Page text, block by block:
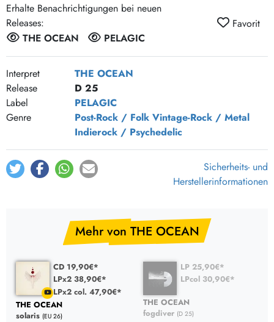
Erhalte Benachrichtigungen bei neuen
Releases:
THE OCEAN
PELAGIC
Favorit
Interpret
THE OCEAN
Release
D 25
Label
PELAGIC
Genre
Post-Rock / Folk Vintage-Rock / Metal
Indierock / Psychedelic
Sicherheits- und
Herstellerinformationen
Mehr von THE OCEAN
CD 19,90€*
LPx2 38,90€*
LPx2 col. 47,90€*
THE OCEAN
solaris (EU 26)
LP 25,90€*
LPcol 30,90€*
THE OCEAN
fogdiver (D 25)